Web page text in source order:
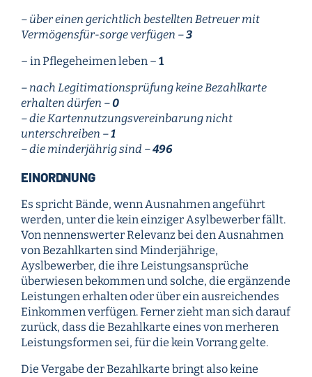
– über einen gerichtlich bestellten Betreuer mit
Vermögensfür-sorge verfügen –3
– in Pflegeheimen leben – 1
– nach Legitimationsprüfung keine Bezahlkarte
erhalten dürfen –0
– die Kartennutzungsvereinbarung nicht
unterschreiben –1
– die minderjährig sind –496
EINORDNUNG
Es spricht Bände, wenn Ausnahmen angeführt
werden, unter die kein einziger Asylbewerber fällt.
Von nennenswerter Relevanz bei den Ausnahmen
von Bezahlkarten sind Minderjährige,
Ayslbewerber, die ihre Leistungsansprüche
überwiesen bekommen und solche, die ergänzende
Leistungen erhalten oder über ein ausreichendes
Einkommen verfügen. Ferner zieht man sich darauf
zurück, dass die Bezahlkarte eines von merheren
Leistungsformen sei, für die kein Vorrang gelte.
Die Vergabe der Bezahlkarte bringt also keine